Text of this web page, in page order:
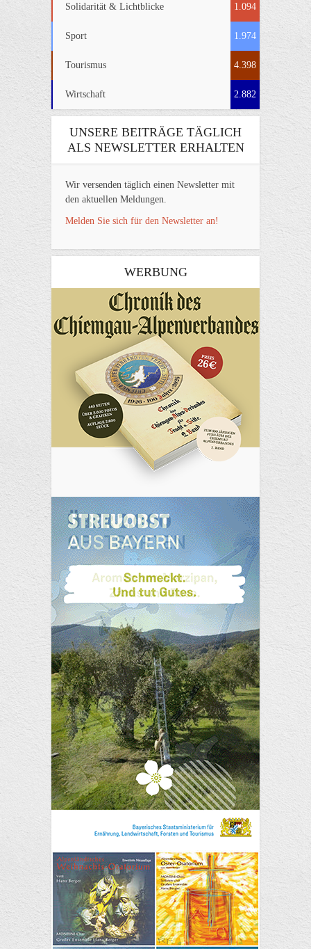
Solidarität & Lichtblicke 1.094
Sport 1.974
Tourismus 4.398
Wirtschaft 2.882
UNSERE BEITRÄGE TÄGLICH
ALS NEWSLETTER ERHALTEN
Wir versenden täglich einen Newsletter mit
den aktuellen Meldungen.
Melden Sie sich für den Newsletter an!
WERBUNG